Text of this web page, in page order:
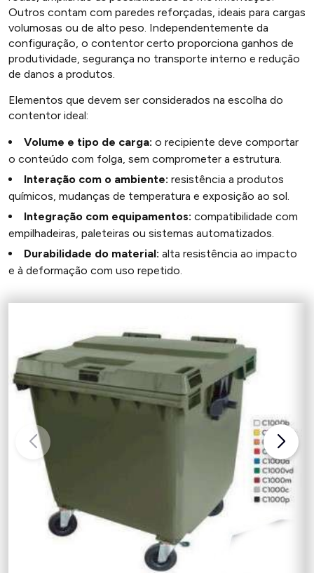
Outros contam com paredes reforçadas, ideais para cargas
volumosas ou de alto peso. Independentemente da
configuração, o contentor certo proporciona ganhos de
produtividade, segurança no transporte interno e redução
de danos a produtos.
Elementos que devem ser considerados na escolha do
contentor ideal:
Volume e tipo de carga: o recipiente deve comportar
o conteúdo com folga, sem comprometer a estrutura.
Interação com o ambiente: resistência a produtos
químicos, mudanças de temperatura e exposição ao sol.
Integração com equipamentos: compatibilidade com
empilhadeiras, paleteiras ou sistemas automatizados.
Durabilidade do material: alta resistência ao impacto
e à deformação com uso repetido.